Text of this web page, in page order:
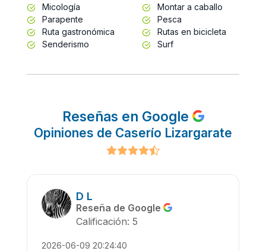
Micología
Montar a caballo
Parapente
Pesca
Ruta gastronómica
Rutas en bicicleta
Senderismo
Surf
Reseñas en Google
Opiniones de Caserío Lizargarate
D L
Reseña de Google
Calificación: 5
2026-06-09 20:24:40